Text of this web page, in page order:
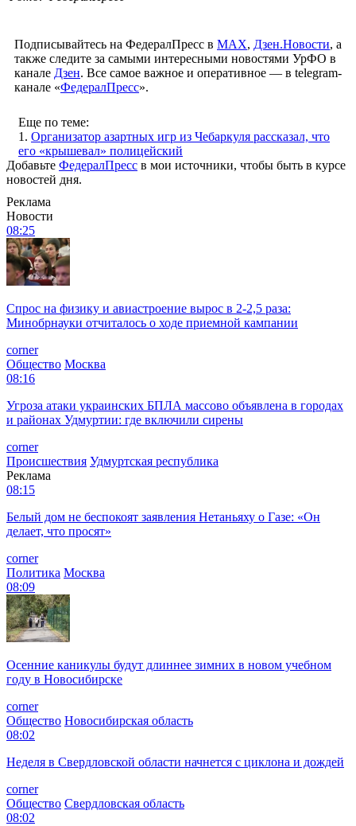
Подписывайтесь на ФедералПресс в МАХ, Дзен.Новости, а
также следите за самыми интересными новостями УрФО в
канале Дзен. Все самое важное и оперативное — в telegram-
канале «ФедералПресс».
Еще по теме:
1. Организатор азартных игр из Чебаркуля рассказал, что
его «крышевал» полицейский
Добавьте ФедералПресс в мои источники, чтобы быть в курсе
новостей дня.
Реклама
Новости
08:25
Спрос на физику и авиастроение вырос в 2-2,5 раза:
Минобрнауки отчиталось о ходе приемной кампании
corner
Общество Москва
08:16
Угроза атаки украинских БПЛА массово объявлена в городах
и районах Удмуртии: где включили сирены
corner
Происшествия Удмуртская республика
Реклама
08:15
Белый дом не беспокоят заявления Нетаньяху о Газе: «Он
делает, что просят»
corner
Политика Москва
08:09
Осенние каникулы будут длиннее зимних в новом учебном
году в Новосибирске
corner
Общество Новосибирская область
08:02
Неделя в Свердловской области начнется с циклона и дождей
corner
Общество Свердловская область
08:02